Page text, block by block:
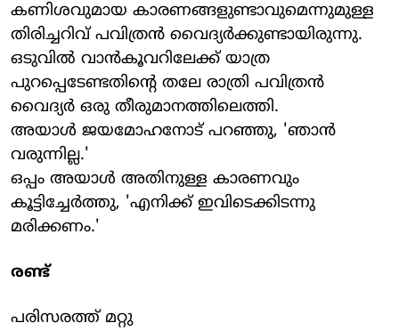
കണിശവുമായ കാരണങ്ങളുണ്ടാവുമെന്നുമുള്ള
തിരിച്ചറിവ് പവിത്രന്‍ വൈദ്യര്‍ക്കുണ്ടായിരുന്നു.
ഒടുവില്‍ വാന്‍കൂവറിലേക്ക് യാത്ര
പുറപ്പെടേണ്ടതിന്റെ തലേ രാത്രി പവിത്രന്‍
വൈദ്യര്‍ ഒരു തീരുമാനത്തിലെത്തി.
അയാള്‍ ജയമോഹനോട് പറഞ്ഞു, 'ഞാന്‍
വരുന്നില്ല.'
ഒപ്പം അയാള്‍ അതിനുള്ള കാരണവും
കൂട്ടിച്ചേര്‍ത്തു, 'എനിക്ക് ഇവിടെക്കിടന്നു
മരിക്കണം.'
രണ്ട്
പരിസരത്ത് മറ്റു